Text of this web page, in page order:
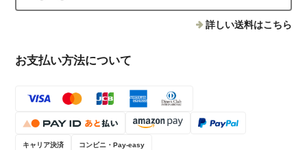
詳しい送料はこちら
お支払い方法について
キャリア決済 コンビニ・Pay-easy